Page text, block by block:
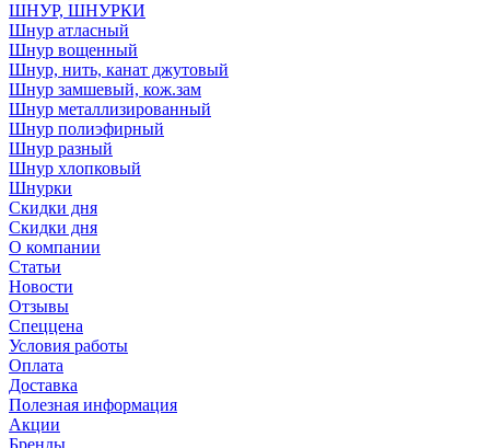
ШНУР, ШНУРКИ
Шнур атласный
Шнур вощенный
Шнур, нить, канат джутовый
Шнур замшевый, кож.зам
Шнур металлизированный
Шнур полиэфирный
Шнур разный
Шнур хлопковый
Шнурки
Скидки дня
Скидки дня
О компании
Статьи
Новости
Отзывы
Спеццена
Условия работы
Оплата
Доставка
Полезная информация
Акции
Бренды